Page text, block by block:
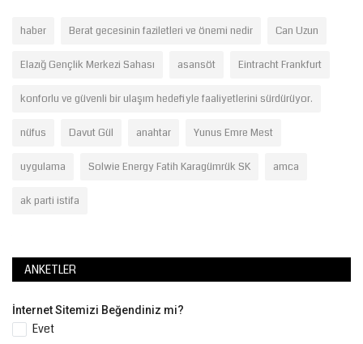
haber Berat gecesinin faziletleri ve önemi nedir Can Uzun
Elazığ Gençlik Merkezi Sahası asansöt Eintracht Frankfurt
konforlu ve güvenli bir ulaşım hedefiyle faaliyetlerini sürdürüyor.
nüfus Davut Gül anahtar Yunus Emre Mest
uygulama Solwie Energy Fatih Karagümrük SK amca
ak parti istifa
ANKETLER
İnternet Sitemizi Beğendiniz mi?
Evet